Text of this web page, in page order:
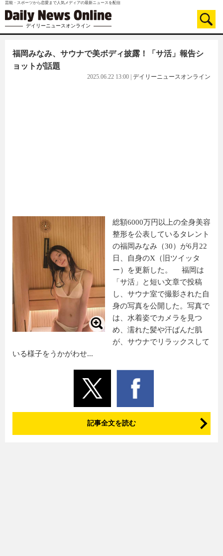
芸能・スポーツから恋愛まで人気メディアの最新ニュースを配信
デイリーニュースオンライン
福岡みなみ、サウナで美ボディ披露！「サ活」報告シ
ョットが話題
2025.06.22 13:00 デイリーニュースオンライン
総額6000万円以上の全身美容
整形を公表しているタレント
の福岡みなみ（30）が6月22
日、自身のX（旧ツイッタ
ー）を更新した。 福岡は
「サ活」と短い文章で投稿
し、サウナ室で撮影された自
身の写真を公開した。写真で
は、水着姿でカメラを見つ
め、濡れた髪や汗ばんだ肌
が、サウナでリラックスして
いる様子をうかがわせ...
記事全文を読む